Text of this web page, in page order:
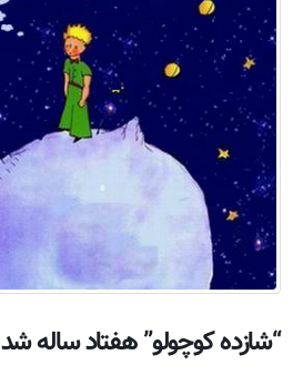
“شازده کوچولو” هفتاد ساله شد